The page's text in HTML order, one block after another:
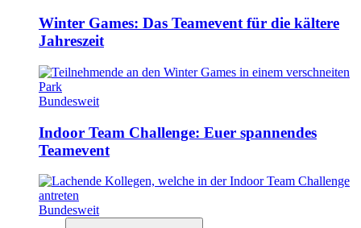
Winter Games: Das Teamevent für die kältere
Jahreszeit
Bundesweit
Indoor Team Challenge: Euer spannendes
Teamevent
Bundesweit